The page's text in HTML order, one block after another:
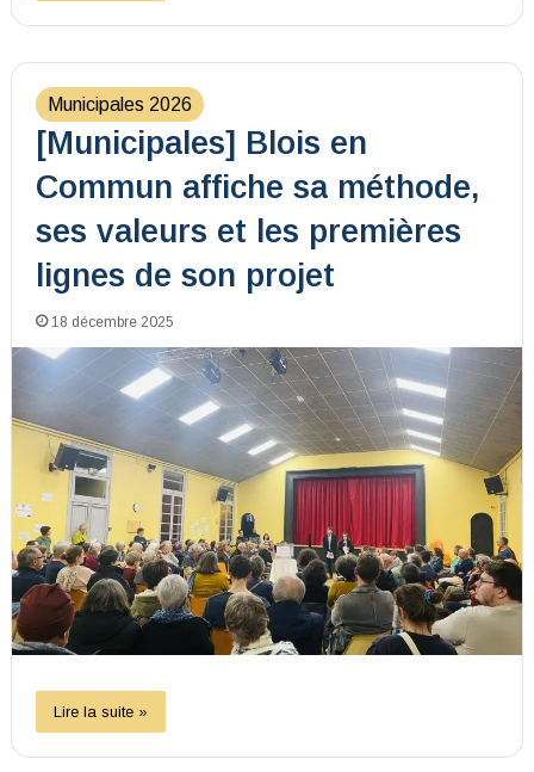
Municipales 2026
[Municipales] Blois en
Commun affiche sa méthode,
ses valeurs et les premières
lignes de son projet
18 décembre 2025
Lire la suite »